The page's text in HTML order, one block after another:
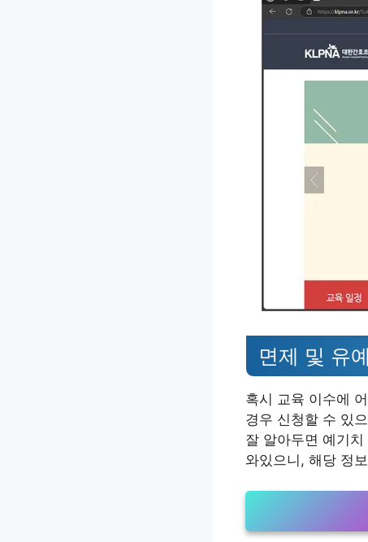
면제 및 유
혹시 교육 이수에
경우 신청할 수 있
잘 알아두면 예기
와있으니, 해당 정